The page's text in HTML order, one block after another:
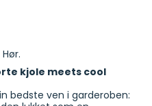
kjole meets cool
bedste ven i garderoben: